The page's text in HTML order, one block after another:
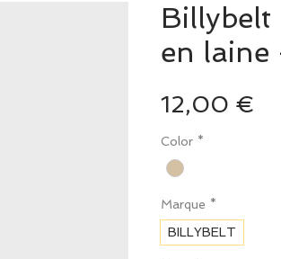
Billybelt
en laine
12,00 €
Color *
Marque *
BILLYBELT